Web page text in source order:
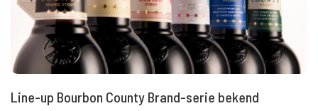
Line-up Bourbon County Brand-serie bekend